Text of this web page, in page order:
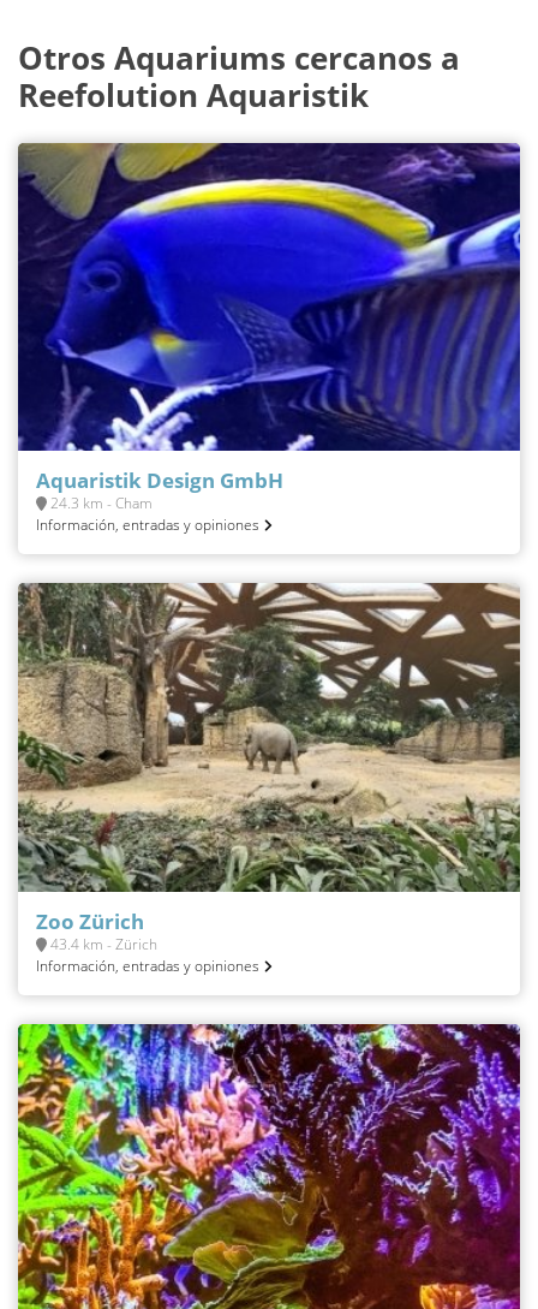
Otros Aquariums cercanos a
Reefolution Aquaristik
Aquaristik Design GmbH
24.3 km - Cham
Información, entradas y opiniones
Zoo Zürich
43.4 km - Zürich
Información, entradas y opiniones